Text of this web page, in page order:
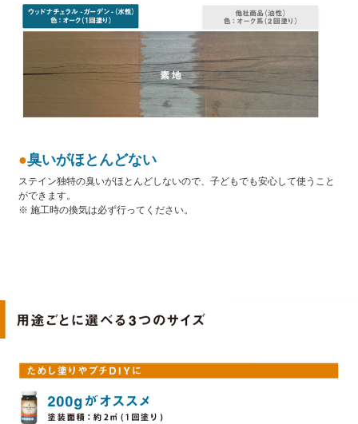
●臭いがほとんどない
ステイン独特の臭いがほとんどしないので、子どもでも安心して使うこと
ができます。
※ 施工時の換気は必ず行ってください。